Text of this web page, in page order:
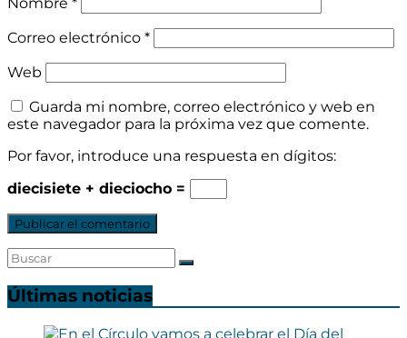
Nombre *
Correo electrónico *
Web
Guarda mi nombre, correo electrónico y web en
este navegador para la próxima vez que comente.
Por favor, introduce una respuesta en dígitos:
diecisiete + dieciocho =
Últimas noticias